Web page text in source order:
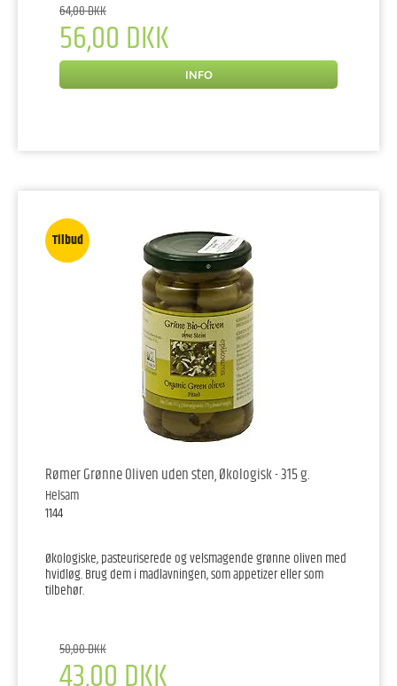
64,00 DKK
56,00 DKK
INFO
Tilbud
Rømer Grønne Oliven uden sten, Økologisk - 315 g.
Helsam
1144
Økologiske, pasteuriserede og velsmagende grønne oliven med
hvidløg. Brug dem i madlavningen, som appetizer eller som
tilbehør.
50,00 DKK